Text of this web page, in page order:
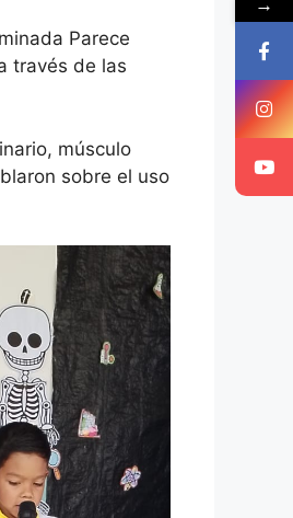
Parece
través de las
músculo
sobre el uso